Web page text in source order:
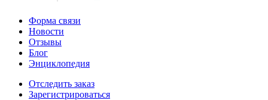
Форма связи
Новости
Отзывы
Блог
Энциклопедия
Отследить заказ
Зарегистрироваться